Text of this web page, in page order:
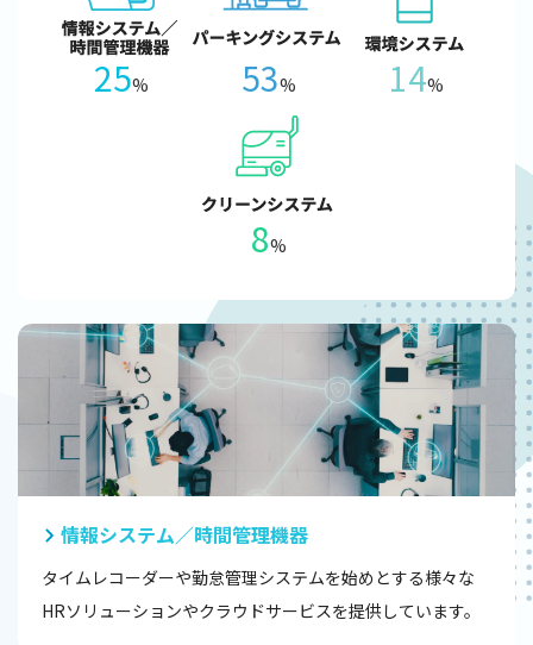
25% 53% 14%
8%
情報システム／時間管理機器
タイムレコーダーや勤怠管理システムを始めとする様々な
HRソリューションやクラウドサービスを提供しています。